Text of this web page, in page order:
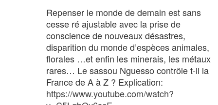
Repenser le monde de demain est sans
cesse ré ajustable avec la prise de
conscience de nouveaux désastres,
disparition du monde d’espèces animales,
florales …et enfin les minerais, les métaux
rares… Le sassou Nguesso contrôle t-il la
France de A à Z ? Explication:
https://www.youtube.com/watch?